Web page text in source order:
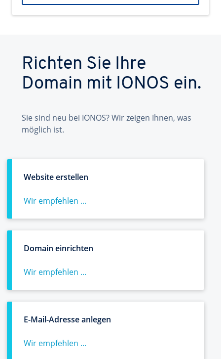
Richten Sie Ihre
Domain mit IONOS ein.
Sie sind neu bei IONOS? Wir zeigen Ihnen, was
möglich ist.
Website erstellen
Wir empfehlen ...
Domain einrichten
Wir empfehlen ...
E-Mail-Adresse anlegen
Wir empfehlen ...